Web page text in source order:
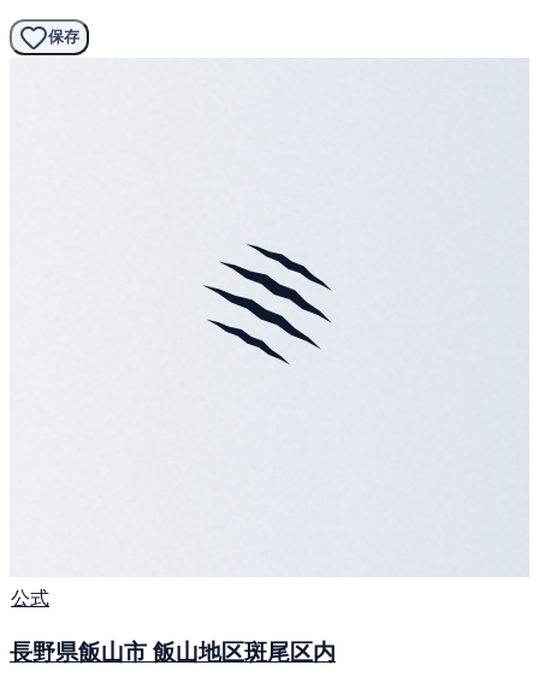
保存
公式
長野県飯山市 飯山地区斑尾区内